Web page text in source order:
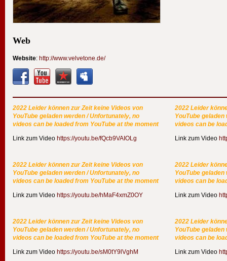
Web
Website: http://www.velvetone.de/
2022 Leider können zur Zeit keine Videos von
YouTube geladen werden / Unfortunately, no
videos can be loaded from YouTube at the moment
Link zum Video https://youtu.be/fQcb9VAIOLg
2022 Leider
YouTube
videos can be
Link zum Video
2022 Leider können zur Zeit keine Videos von
YouTube geladen werden / Unfortunately, no
videos can be loaded from YouTube at the moment
Link zum Video https://youtu.be/hMaF4xmZ0OY
2022 Leider
YouTube
videos can be
Link zum Video
2022 Leider können zur Zeit keine Videos von
YouTube geladen werden / Unfortunately, no
videos can be loaded from YouTube at the moment
Link zum Video https://youtu.be/sM0tY9lVghM
2022 Leider
YouTube
videos can be
Link zum Video